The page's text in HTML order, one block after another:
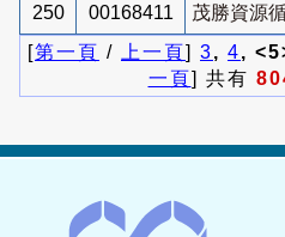
250 00168411
茂勝資源
[第一頁 / 上一頁] 3, 4,
一頁] 共有